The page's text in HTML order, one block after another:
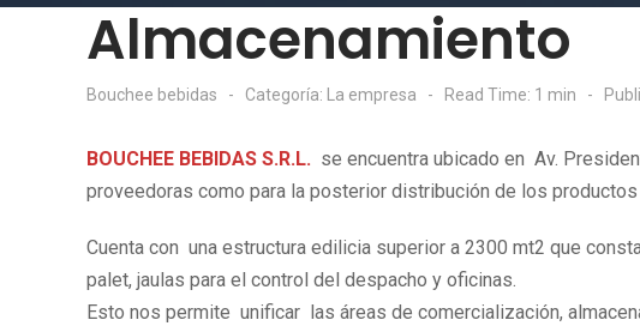
Almacenamiento
Bouchee bebidas Categoría: La empresa Read Time: 1 min
BOUCHEE BEBIDAS S.R.L. se encuentra ubicado en Av.
proveedoras como para la posterior distribución de los
Cuenta con una estructura edilicia superior a 2300 mt2 que
palet, jaulas para el control del despacho y oficinas.
Esto nos permite unificar las áreas de comercialización,